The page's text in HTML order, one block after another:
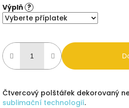
Výplň ?
Čtvercový polštářek dekorovaný
sublimační technologií.